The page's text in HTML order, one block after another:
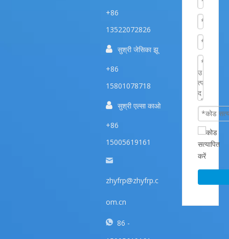
+86
13522072826
 सुश्री जेसिका झू
+86
15801078718
 सुश्री एल्सा काओ
+86
15005619161
zhyfrp@zhyfrp.c
om.cn
86 -